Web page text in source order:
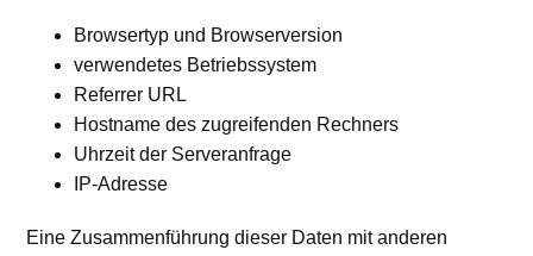
Browsertyp und Browserversion
verwendetes Betriebssystem
Referrer URL
Hostname des zugreifenden Rechners
Uhrzeit der Serveranfrage
IP-Adresse
Eine Zusammenführung dieser Daten mit anderen